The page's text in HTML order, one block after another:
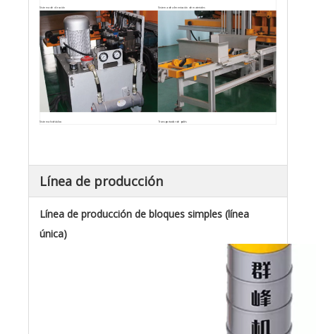
Sistema de vibración Sistema de alimentación de materiales
Sistema hidráulico Transportador de palés
Línea de producción
Línea de producción de bloques simples (línea
única)